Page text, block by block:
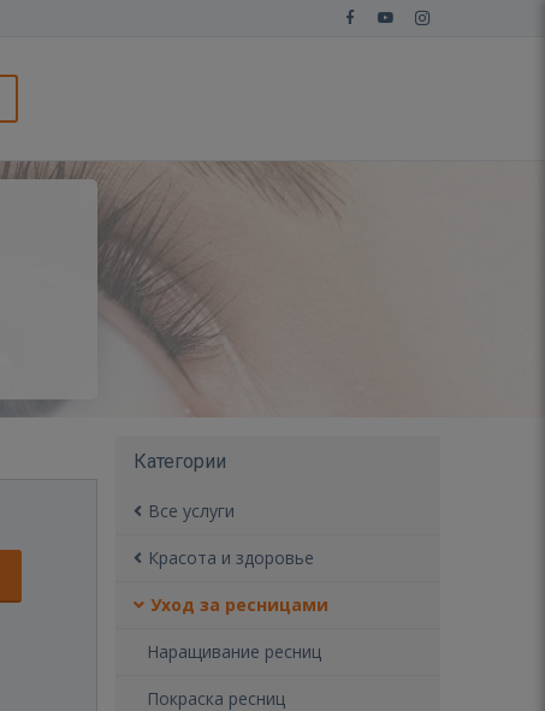
Категории
Все услуги
Красота и здоровье
Уход за ресницами
Наращивание ресниц
Покраска ресниц